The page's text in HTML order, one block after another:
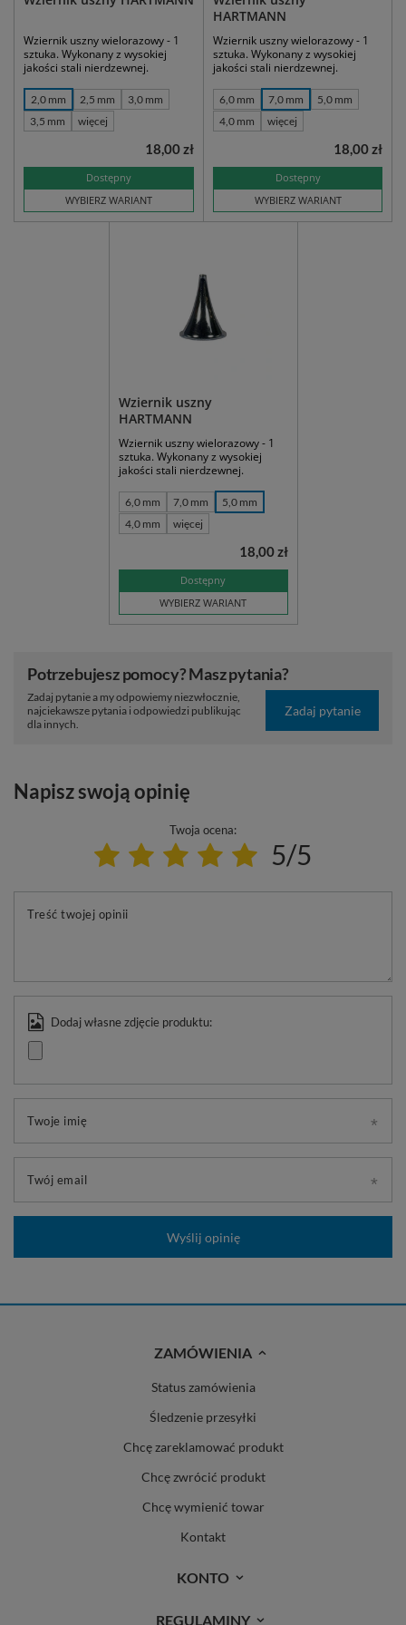
Wziernik uszny wielorazowy - 1
sztuka. Wykonany z wysokiej
jakości stali nierdzewnej.
2,0 mm 2,5 mm
3,0 mm
3,5 mm
więcej
Dostępny
WYBIERZ WARIANT
18,00 zł
HARTMANN
Wziernik uszny wielorazowy - 1
sztuka. Wykonany z wysokiej
jakości stali nierdzewnej.
6,0 mm 7,0 mm
5,0 mm
4,0 mm
więcej
Dostępny
WYBIERZ WARIANT
18,00 zł
Wziernik uszny
HARTMANN
Wziernik uszny wielorazowy - 1
sztuka. Wykonany z wysokiej
jakości stali nierdzewnej.
6,0 mm 7,0 mm
5,0 mm
4,0 mm
więcej
Dostępny
WYBIERZ WARIANT
18,00 zł
Potrzebujesz pomocy? Masz pytania?
Zadaj pytanie a my odpowiemy niezwłocznie,
najciekawsze pytania i odpowiedzi publikując
dla innych.
Zadaj pytanie
Napisz swoją opinię
Twoja ocena:
5/5
Treść twojej opinii
Dodaj własne zdjęcie produktu:
Twoje imię
Twój email
Wyślij opinię
ZAMÓWIENIA
Status zamówienia
Śledzenie przesyłki
Chcę zareklamować produkt
Chcę zwrócić produkt
Chcę wymienić towar
Kontakt
KONTO
REGULAMINY